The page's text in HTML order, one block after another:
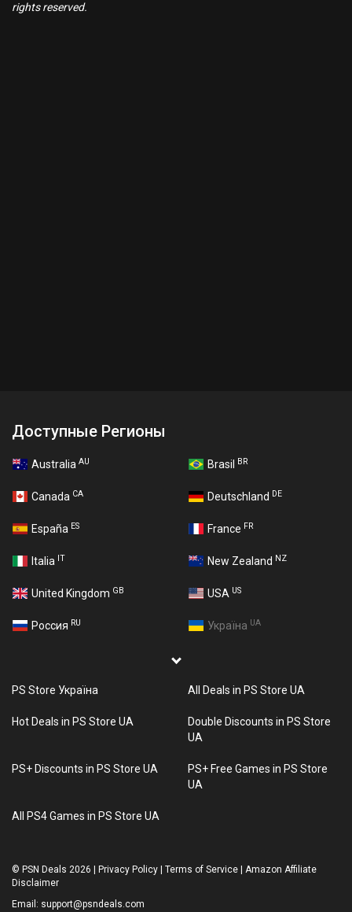
rights reserved.
Доступные Регионы
Australia AU Brasil BR
Canada CA Deutschland DE
España ES France FR
Italia IT New Zealand NZ
United Kingdom GB USA US
Россия RU Україна UA
PS Store Україна All Deals in PS Store UA
Hot Deals in PS Store UA
Double Discounts in PS Store
UA
PS+ Discounts in PS Store UA
PS+ Free Games in PS Store
UA
All PS4 Games in PS Store UA
© PSN Deals 2026 Privacy Policy Terms of Service
Amazon Affiliate
Disclaimer
Email: support@psndeals.com